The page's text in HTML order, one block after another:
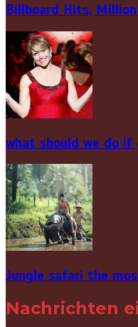
Billboard Hits, Million
what should we do if
Jungle safari the
Nachrichten